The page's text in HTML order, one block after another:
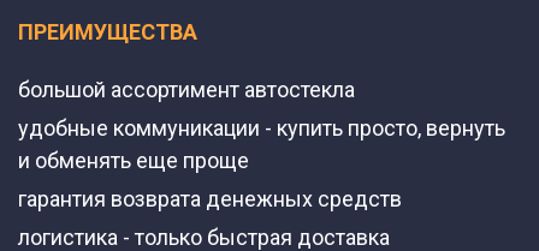
ПРЕИМУЩЕСТВА
большой ассортимент автостекла
удобные коммуникации - купить просто, вернуть
и обменять еще проще
гарантия возврата денежных средств
логистика - только быстрая доставка